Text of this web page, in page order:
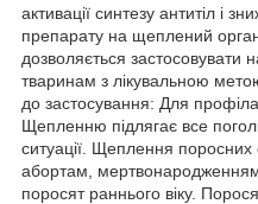
активації синтезу антитіл і
препарату на щеплений
дозволяється застосовувати
тваринам з лікувальною
до застосування: Для
Щепленню підлягає все
ситуації. Щеплення
абортам,
поросят раннього віку.